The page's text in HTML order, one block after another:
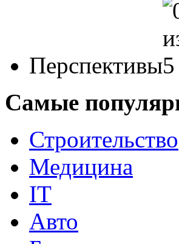
Перспективы
Самые
Строительство
Медицина
IT
Авто